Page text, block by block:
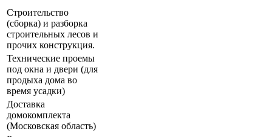
Строительство
(сборка) и разборка
строительных лесов и
прочих конструкция.
Технические проемы
под окна и двери (для
продыха дома во
время усадки)
Доставка
домокомплекта
(Московская область)